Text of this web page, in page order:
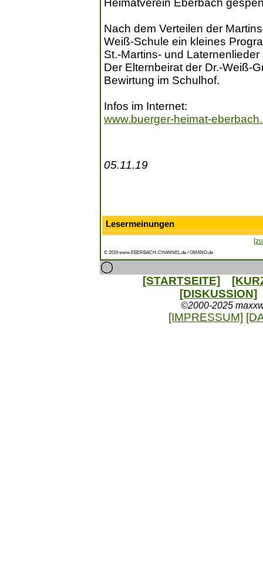
Heimatverein Eberbach
Nach dem Verteilen der
Weiß-Schule ein kleines
St.-Martins- und
Der Elternbeirat der Dr.-Weiß-
Bewirtung im Schulhof.
Infos im Internet:
www.buerger-heimat-
05.11.19
Lesermeinungen
© 2019 www.EBERBACH-CHANNEL.de / OMANO.de
[STARTSEITE]
[DISKUSSION]
©2000-2025
[IMPRESSUM]